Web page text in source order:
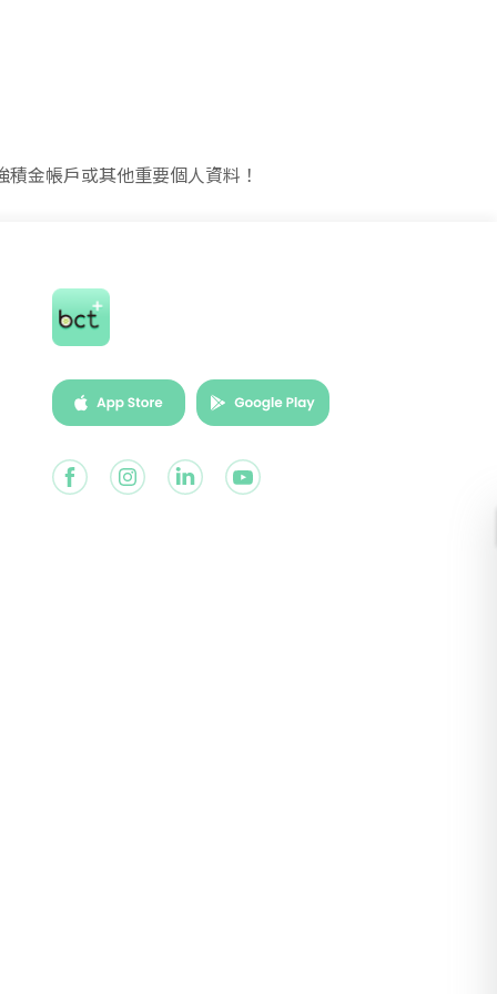
金帳戶或其他重要個人資料！